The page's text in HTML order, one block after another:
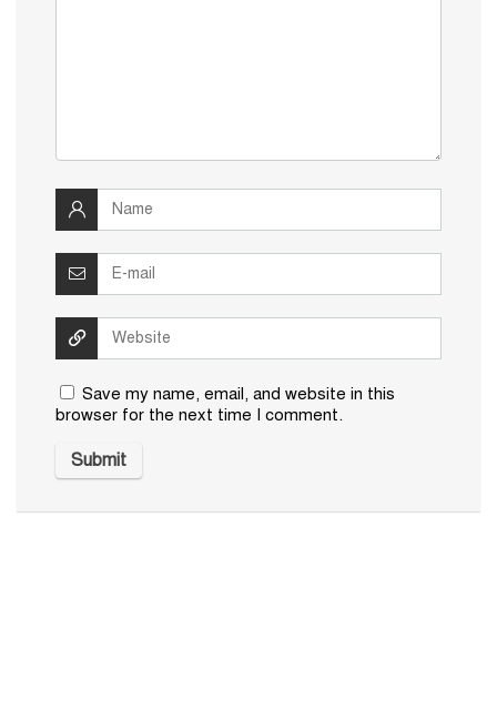
Save my name, email, and website in this
browser for the next time I comment.